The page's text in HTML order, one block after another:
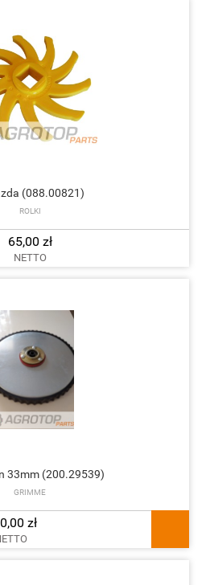
(088.00821)
ROLKI
65,00 zł
NETTO
33mm (200.29539)
GRIMME
zł